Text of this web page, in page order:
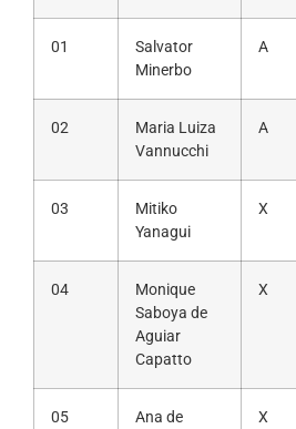
01
Salvator
Minerbo
A
02
Maria Luiza
Vannucchi
A
03
Mitiko
Yanagui
X
04
Monique
Saboya de
Aguiar
Capatto
X
05
Ana de
X